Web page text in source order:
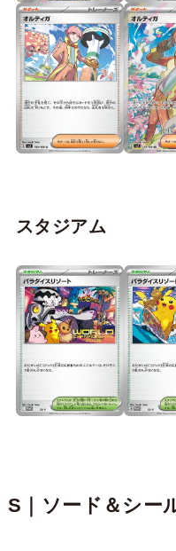
スタジアム
S｜ソード＆シー